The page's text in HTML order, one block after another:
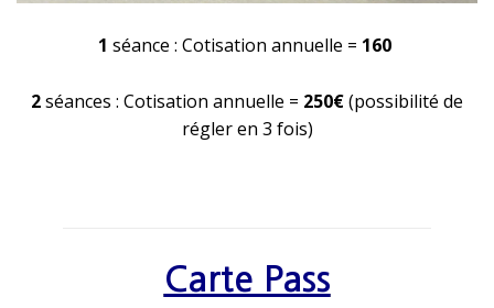
1 séance : Cotisation annuelle = 160
2séances : Cotisation annuelle = 250€(possibilité de
régler en 3 fois)
Carte Pass